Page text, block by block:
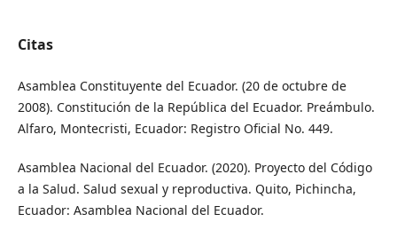
Citas
Asamblea Constituyente del Ecuador. (20 de octubre de
2008). Constitución de la República del Ecuador. Preámbulo.
Alfaro, Montecristi, Ecuador: Registro Oficial No. 449.
Asamblea Nacional del Ecuador. (2020). Proyecto del Código
a la Salud. Salud sexual y reproductiva. Quito, Pichincha,
Ecuador: Asamblea Nacional del Ecuador.